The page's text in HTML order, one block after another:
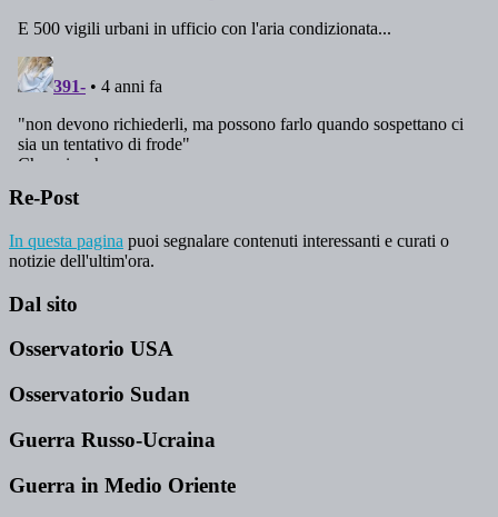
Re-Post
In questa pagina puoi segnalare contenuti interessanti e curati o
notizie dell'ultim'ora.
Dal sito
Osservatorio USA
Osservatorio Sudan
Guerra Russo-Ucraina
Guerra in Medio Oriente